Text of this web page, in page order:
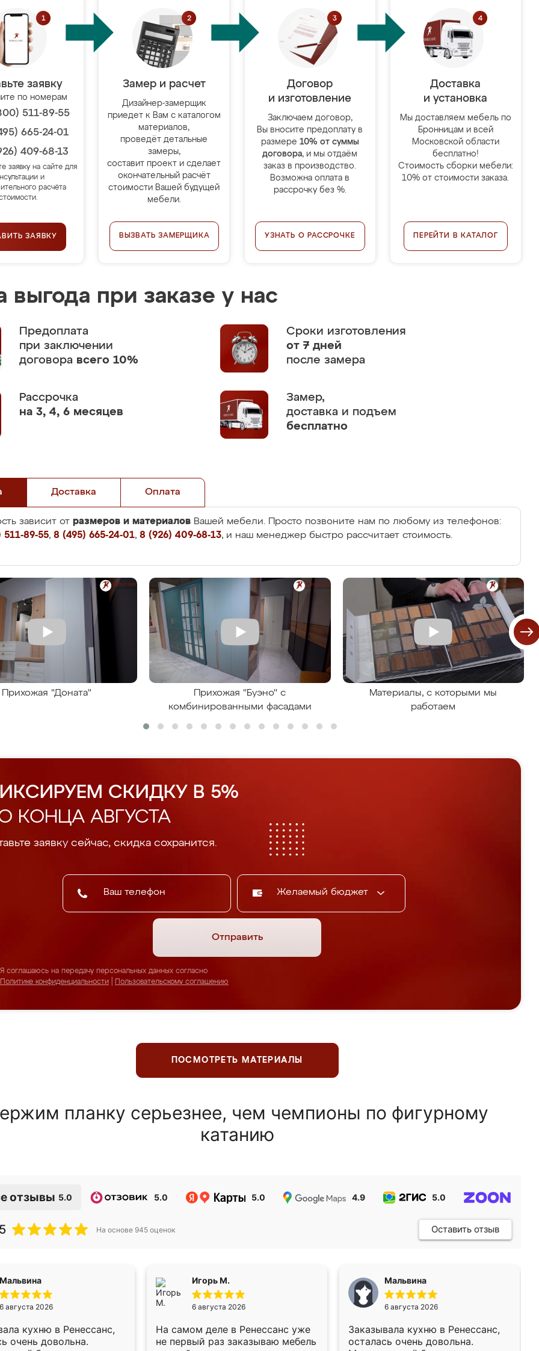
заявку
по номерам
511-89-55
665-24-01
409-68-13
заявку на сайте для
и
расчёта
ЗАЯВКУ
Замер и расчет
Дизайнер-замерщик
приедет к Вам с каталогом
материалов,
проведёт детальные
замеры,
составит проект и сделает
окончательный расчёт
стоимости Вашей будущей
мебели.
ВЫЗВАТЬ ЗАМЕРЩИКА
Договор
и изготовление
Заключаем договор,
Вы вносите предоплату в
размере 10% от суммы
договора, и мы отдаём
заказ в производство.
Возможна оплата в
рассрочку без %.
УЗНАТЬ О РАССРОЧКЕ
Доставка
и установка
Мы доставляем мебель по
Бронницам и всей
Московской области
бесплатно!
Стоимость сборки мебели:
10% от стоимости заказа.
ПЕРЕЙТИ В КАТАЛОГ
выгода при заказе у нас
Предоплата
при заключении
договора всего 10%
Сроки изготовления
от 7 дней
после замера
Рассрочка
на 3, 4, 6 месяцев
Замер,
доставка и подъем
бесплатно
Доставка Оплата
зависит от размеров и материалов Вашей мебели. Просто позвоните нам по любому из телефонов:
89-55, 8 (495) 665-24-01, 8 (926) 409-68-13, и наш менеджер быстро рассчитает стоимость.
Прихожая "Доната"
Прихожая "Буэно" с
комбинированными фасадами
Материалы, с которыми мы
работаем
СКИДКУ В 5%
КОНЦА АВГУСТА
заявку сейчас, скидка сохранится.
Желаемый бюджет
Отправить
Я соглашаюсь на передачу персональных данных согласно
Политике конфиденциальности
Пользовательскому соглашению
ПОСМОТРЕТЬ МАТЕРИАЛЫ
планку серьезнее, чем чемпионы по фигурному
катанию
отзывы 5.0 5.0 5.0 4.9 5.0
На основе 945 оценок Оставить отзыв
Мальвина
6 августа 2026
кухню в Ренессанс,
очень довольна.
Игорь М.
6 августа 2026
На самом деле в Ренессанс уже
не первый раз заказываю мебель
Мальвина
6 августа 2026
Заказывала кухню в Ренессанс,
осталась очень довольна.